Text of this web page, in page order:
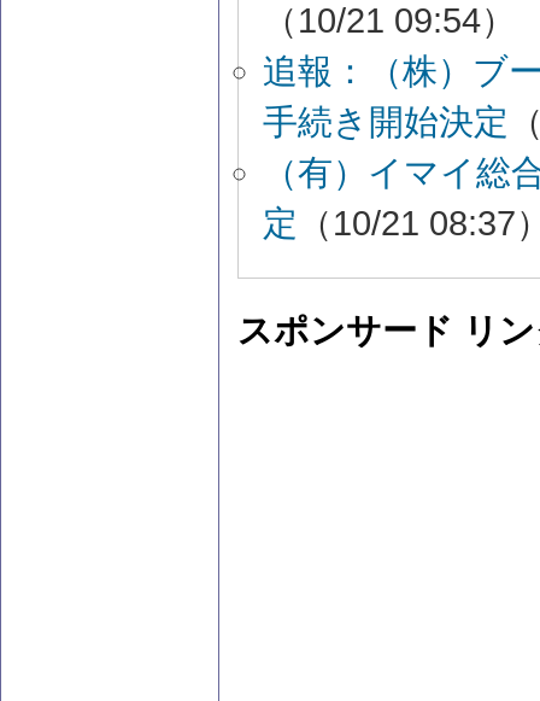
（10/21 09:54）
追報：（株）ブ
手続き開始決定
（有）イマイ総
定 （10/21 08:37
スポンサード リ